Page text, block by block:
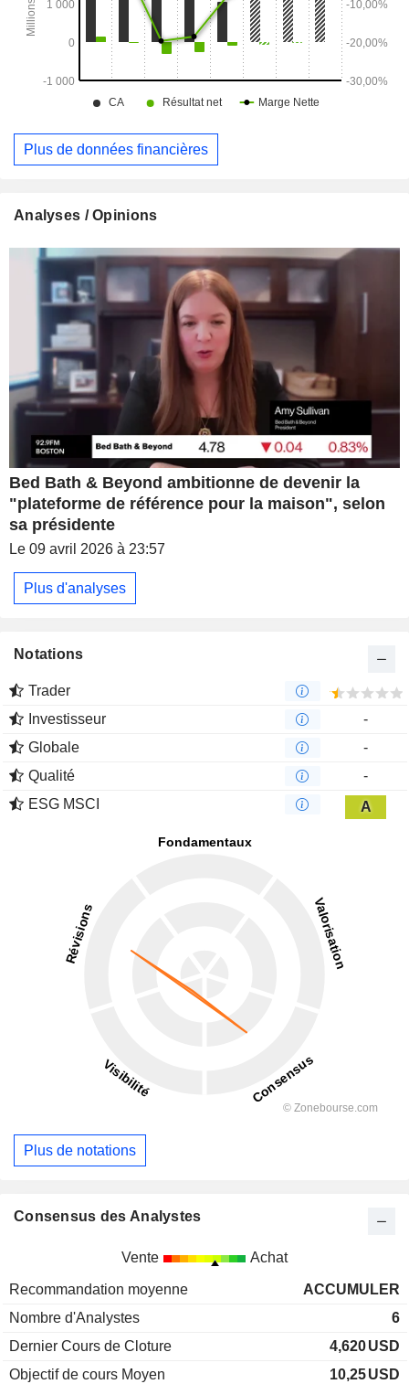
Plus de données financières
Analyses / Opinions
Bed Bath & Beyond ambitionne de devenir la
"plateforme de référence pour la maison", selon
sa présidente
Le 09 avril 2026 à 23:57
Plus d'analyses
Notations
Trader
Investisseur
-
Globale
-
Qualité
-
ESG MSCI
A
Plus de notations
Consensus des Analystes
Vente Achat
Recommandation moyenne
ACCUMULER
Nombre d'Analystes
6
Dernier Cours de Cloture
4,620USD
Objectif de cours Moyen
10,25USD